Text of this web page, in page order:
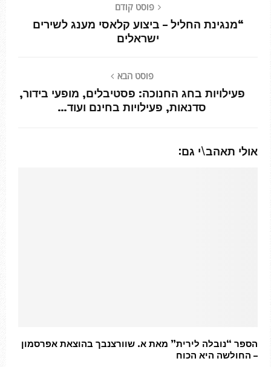
פוסט קודם
“מנגינת החליל – ביצוע קלאסי מענג לשירים
ישראלים
פוסט הבא
פעילויות בחג החנוכה: פסטיבלים, מופעי בידור,
סדנאות, פעילויות בחינם ועוד…
אולי תאהב\י גם:
הספר “נובלה לירית” מאת א. שוורצנבך בהוצאת אפרסמון
– החולשה היא הכוח